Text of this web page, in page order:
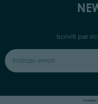
Iscriviti per